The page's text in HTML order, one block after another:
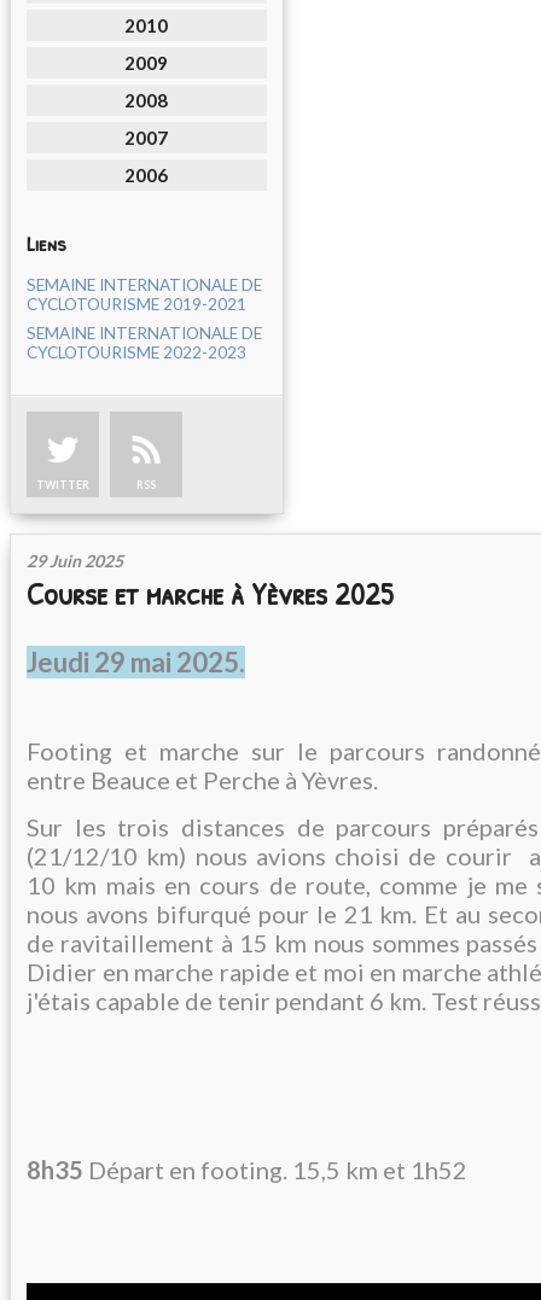
2010
2009
2008
2007
2006
Liens
SEMAINE INTERNATIONALE DE
CYCLOTOURISME 2019-2021
SEMAINE INTERNATIONALE DE
CYCLOTOURISME 2022-2023
TWITTER RSS
29 Juin 2025
Course et marche à Yèvres 2025
Jeudi 29 mai 2025.
Footing et marche sur le parcours
entre Beauce et Perche à Yèvres.
Sur les trois distances de parcours
(21/12/10 km) nous avions choisi de courir
10 km mais en cours de route, comme je me
nous avons bifurqué pour le 21 km. Et au
de ravitaillement à 15 km nous sommes
Didier en marche rapide et moi en marche
j'étais capable de tenir pendant 6 km. Test
8h35 Départ en footing. 15,5 km et 1h52